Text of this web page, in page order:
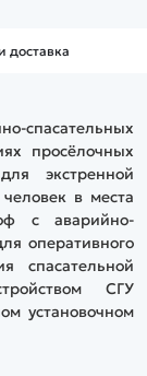
доставка
просёлочных
экстренной
в места
с аварийно-
оперативного
спасательной
СГУ
установочном